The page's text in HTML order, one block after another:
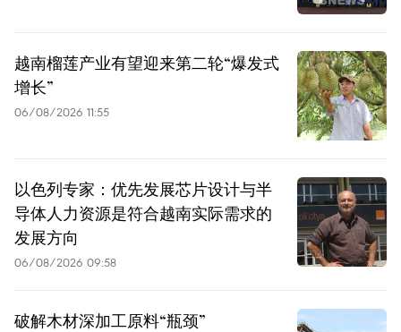
越南榴莲产业有望迎来第二轮“爆发式
增长”
06/08/2026 11:55
以色列专家：优先发展芯片设计与半
导体人力资源是符合越南实际需求的
发展方向
06/08/2026 09:58
破解木材深加工原料“瓶颈”